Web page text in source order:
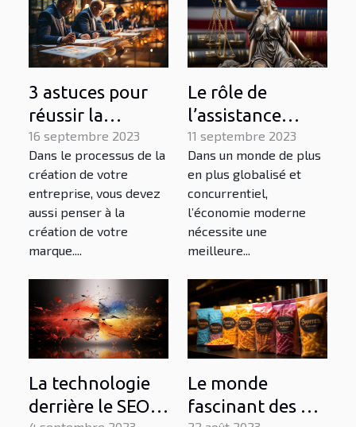
3 astuces pour
réussir la
création de la
marque de votre
entreprise
16 septembre 2023
Dans le processus de la
création de votre
entreprise, vous devez
aussi penser à la
création de votre
marque....
Le rôle de
l’assistance
juridique dans
l’économie
moderne
11 septembre 2023
Dans un monde de plus
en plus globalisé et
concurrentiel,
l’économie moderne
nécessite une
meilleure...
La technologie
derrière le SEO :
Le monde
fascinant des 36